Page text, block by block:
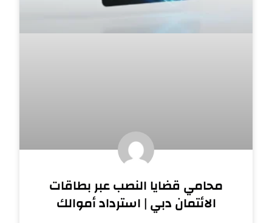
محامي قضايا النصب عبر بطاقات
الائتمان دبي | استرداد أموالك